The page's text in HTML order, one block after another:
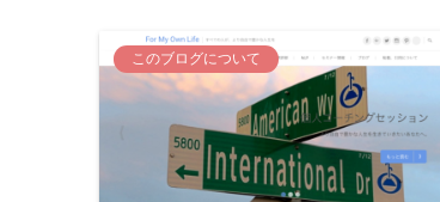
このブログについて